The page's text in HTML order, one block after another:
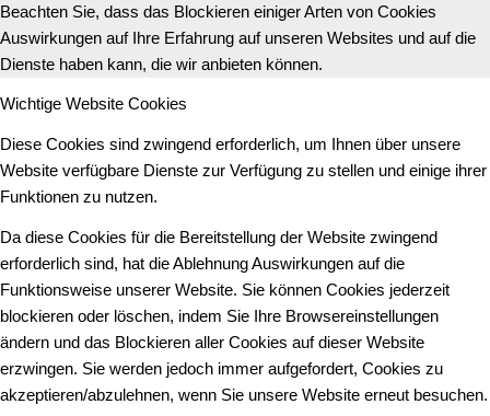
Beachten Sie, dass das Blockieren einiger Arten von Cookies
Auswirkungen auf Ihre Erfahrung auf unseren Websites und auf die
Dienste haben kann, die wir anbieten können.
Wichtige Website Cookies
Diese Cookies sind zwingend erforderlich, um Ihnen über unsere
Website verfügbare Dienste zur Verfügung zu stellen und einige ihrer
Funktionen zu nutzen.
Da diese Cookies für die Bereitstellung der Website zwingend
erforderlich sind, hat die Ablehnung Auswirkungen auf die
Funktionsweise unserer Website. Sie können Cookies jederzeit
blockieren oder löschen, indem Sie Ihre Browsereinstellungen
ändern und das Blockieren aller Cookies auf dieser Website
erzwingen. Sie werden jedoch immer aufgefordert, Cookies zu
akzeptieren/abzulehnen, wenn Sie unsere Website erneut besuchen.